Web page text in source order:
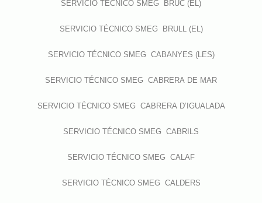
SERVICIO TÉCNICO SMEG BRUC (EL)
SERVICIO TÉCNICO SMEG BRULL (EL)
SERVICIO TÉCNICO SMEG CABANYES (LES)
SERVICIO TÉCNICO SMEG CABRERA DE MAR
SERVICIO TÉCNICO SMEG CABRERA D’IGUALADA
SERVICIO TÉCNICO SMEG CABRILS
SERVICIO TÉCNICO SMEG CALAF
SERVICIO TÉCNICO SMEG CALDERS